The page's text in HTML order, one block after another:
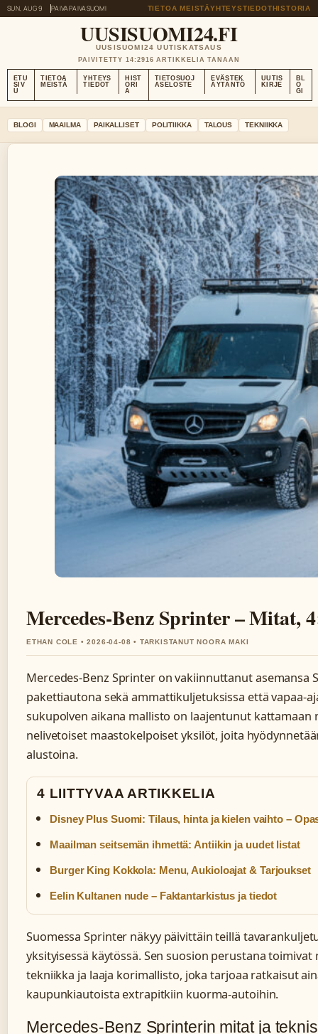
SUN, AUG 9 PAIVAPAIVASUOMI TIETOA MEISTÄYHTEYSTIEDOTHISTORIA
UUSISUOMI24.FI
UUSISUOMI24 UUTISKATSAUS
PAIVITETTY 14:2916 ARTIKKELIA TANAAN
ETU
SIV
U
TIETOA
MEISTÄ
YHTEYS
TIEDOT
HIST
ORI
A
TIETOSUOJ
ASELOSTE
EVÄSTEK
ÄYTÄNTÖ
UUTIS
KIRJE
BL
O
GI
BLOGI MAAILMA PAIKALLISET POLITIIKKA TALOUS TEKNIIKKA
Mercedes-Benz Sprinter – Mitat,
ETHAN COLE • 2026-04-08 • TARKISTANUT NOORA MAKI
Mercedes-Benz Sprinter on vakiinnuttanut asemansa
pakettiautona sekä ammattikuljetuksissa että vapaa-
sukupolven aikana mallisto on laajentunut
nelivetoiset maastokelpoiset yksilöt, joita
alustoina.
4 LIITTYVAA ARTIKKELIA
Disney Plus Suomi: Tilaus, hinta ja kielen vaihto –
Maailman seitsemän ihmettä: Antiikin ja uudet listat
Burger King Kokkola: Menu, Aukioloajat & Tarjoukset
Eelin Kultanen nude – Faktantarkistus ja tiedot
Suomessa Sprinter näkyy päivittäin teillä
yksityisessä käytössä. Sen suosion perustana
tekniikka ja laaja korimallisto, joka tarjoaa ratkaisut
kaupunkiautoista extrapitkiin kuorma-autoihin.
Mercedes-Benz Sprinterin mitat ja